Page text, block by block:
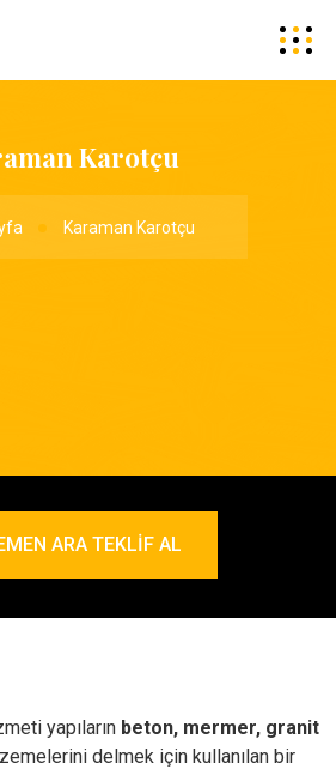
Karotçu
Karaman Karotçu
ARA TEKLIF AL
yapıların beton, mermer, granit
delmek için kullanılan bir